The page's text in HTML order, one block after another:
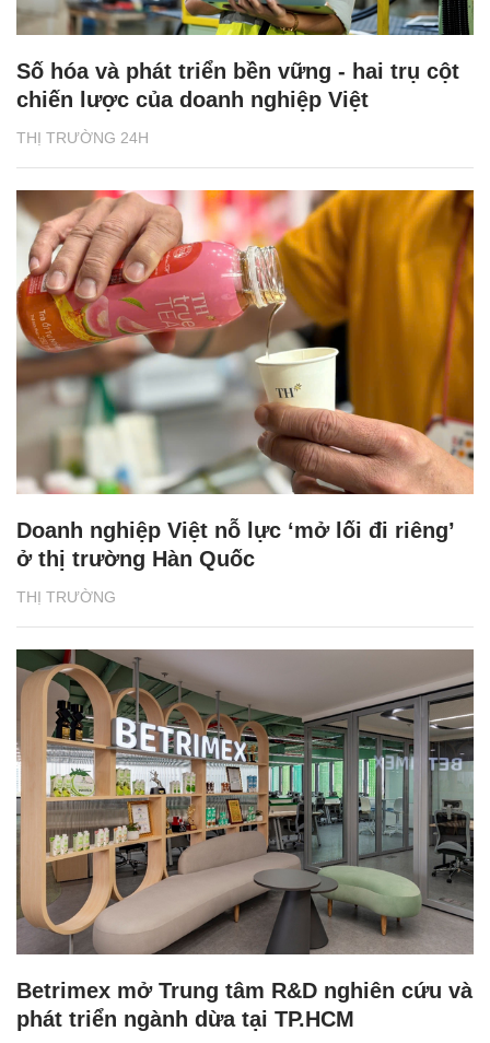
THỊ TRƯỜNG 24H
Số hóa và phát triển bền vững - hai trụ cột
chiến lược của doanh nghiệp Việt
THỊ TRƯỜNG
Doanh nghiệp Việt nỗ lực ‘mở lối đi riêng’
ở thị trường Hàn Quốc
Betrimex mở Trung tâm R&D nghiên cứu và
phát triển ngành dừa tại TP.HCM